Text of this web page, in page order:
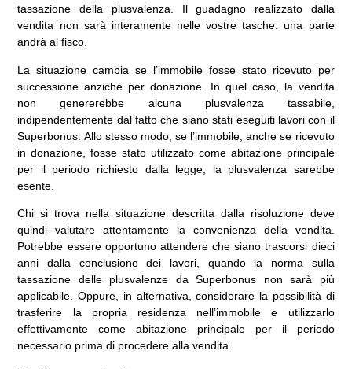
tassazione della plusvalenza. Il guadagno realizzato dalla
vendita non sarà interamente nelle vostre tasche: una parte
andrà al fisco.
La situazione cambia se l’immobile fosse stato ricevuto per
successione anziché per donazione. In quel caso, la vendita
non genererebbe alcuna plusvalenza tassabile,
indipendentemente dal fatto che siano stati eseguiti lavori con il
Superbonus. Allo stesso modo, se l’immobile, anche se ricevuto
in donazione, fosse stato utilizzato come abitazione principale
per il periodo richiesto dalla legge, la plusvalenza sarebbe
esente.
Chi si trova nella situazione descritta dalla risoluzione deve
quindi valutare attentamente la convenienza della vendita.
Potrebbe essere opportuno attendere che siano trascorsi dieci
anni dalla conclusione dei lavori, quando la norma sulla
tassazione delle plusvalenze da Superbonus non sarà più
applicabile. Oppure, in alternativa, considerare la possibilità di
trasferire la propria residenza nell’immobile e utilizzarlo
effettivamente come abitazione principale per il periodo
necessario prima di procedere alla vendita.